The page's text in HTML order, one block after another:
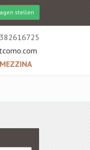
stellen